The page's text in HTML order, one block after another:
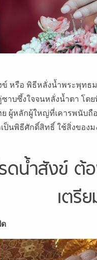
หรือ พิธีหลั่งน้ำพระพุทธ
าบซึ้งใจจนหลั่งน้ำตา โด
ผู้หลักผู้ใหญ่ที่เคารพนับถื
ป็นพิธีศักดิ์สิทธิ์ ใช้สิ่งของ
ดน้ำสังข์ ต้อ
เตรี